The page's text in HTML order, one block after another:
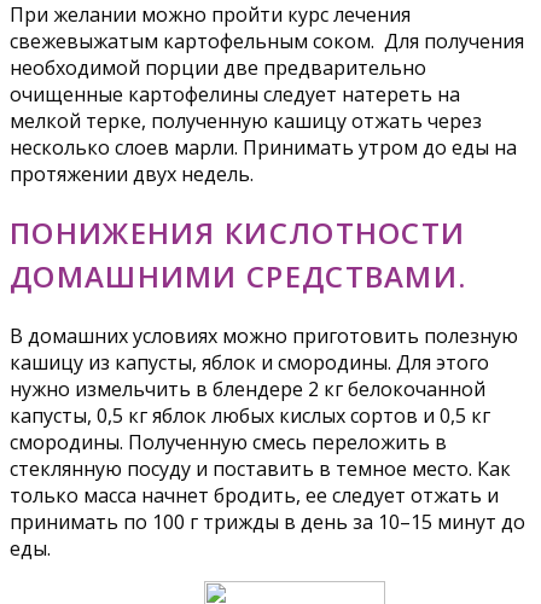
При желании можно пройти курс лечения
свежевыжатым картофельным соком. Для получения
необходимой порции две предварительно
очищенные картофелины следует натереть на
мелкой терке, полученную кашицу отжать через
несколько слоев марли. Принимать утром до еды на
протяжении двух недель.
ПОНИЖЕНИЯ КИСЛОТНОСТИ
ДОМАШНИМИ СРЕДСТВАМИ.
В домашних условиях можно приготовить полезную
кашицу из капусты, яблок и смородины. Для этого
нужно измельчить в блендере 2 кг белокочанной
капусты, 0,5 кг яблок любых кислых сортов и 0,5 кг
смородины. Полученную смесь переложить в
стеклянную посуду и поставить в темное место. Как
только масса начнет бродить, ее следует отжать и
принимать по 100 г трижды в день за 10–15 минут до
еды.